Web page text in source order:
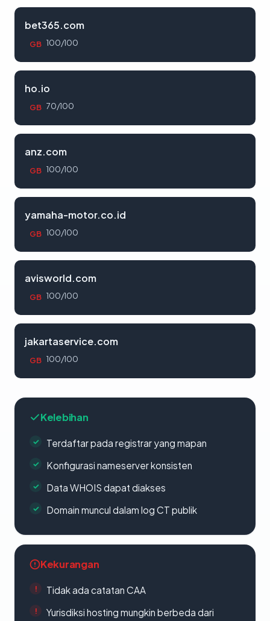
bet365.com
GB 100/100
ho.io
GB 70/100
anz.com
GB 100/100
yamaha-motor.co.id
GB 100/100
avisworld.com
GB 100/100
jakartaservice.com
GB 100/100
Kelebihan
Terdaftar pada registrar yang mapan
Konfigurasi nameserver konsisten
Data WHOIS dapat diakses
Domain muncul dalam log CT publik
Kekurangan
Tidak ada catatan CAA
Yurisdiksi hosting mungkin berbeda dari